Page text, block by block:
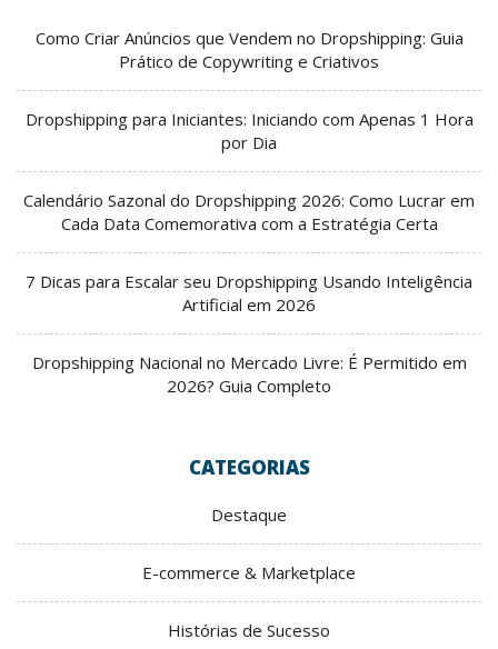
Como Criar Anúncios que Vendem no Dropshipping: Guia
Prático de Copywriting e Criativos
Dropshipping para Iniciantes: Iniciando com Apenas 1 Hora
por Dia
Calendário Sazonal do Dropshipping 2026: Como Lucrar em
Cada Data Comemorativa com a Estratégia Certa
7 Dicas para Escalar seu Dropshipping Usando Inteligência
Artificial em 2026
Dropshipping Nacional no Mercado Livre: É Permitido em
2026? Guia Completo
CATEGORIAS
Destaque
E-commerce & Marketplace
Histórias de Sucesso